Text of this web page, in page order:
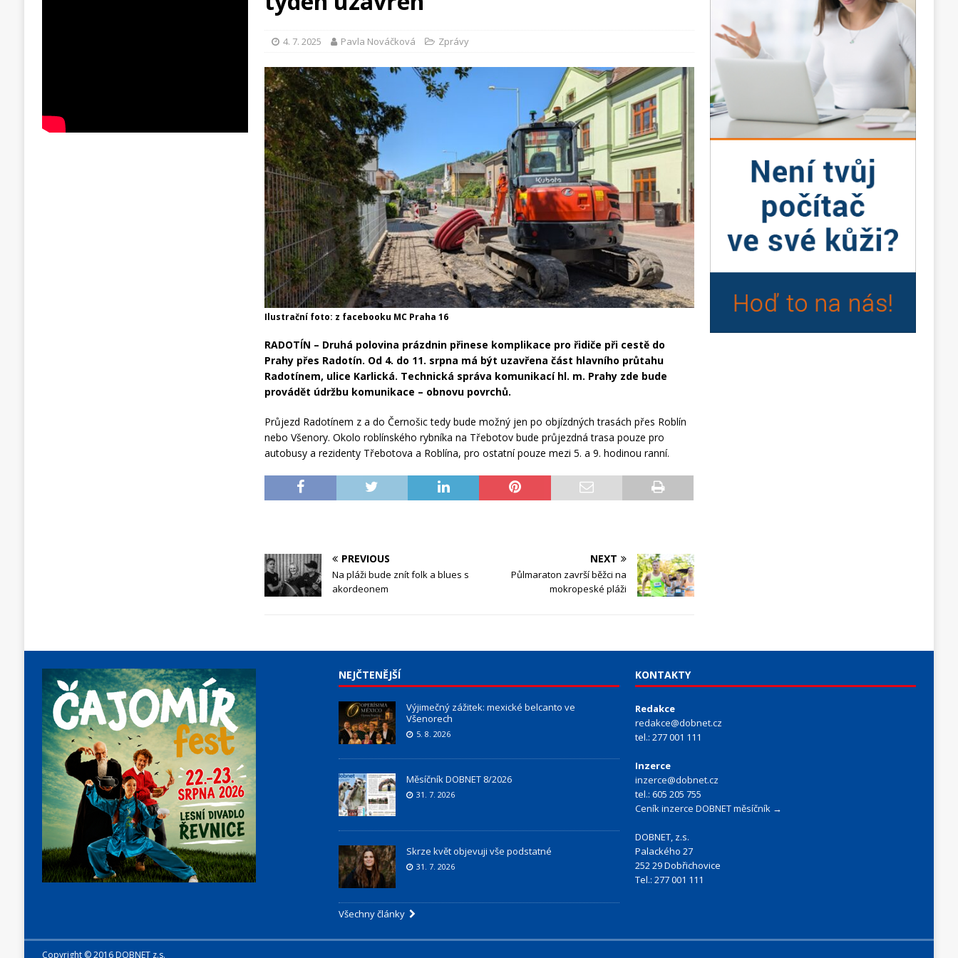
4. 7. 2025 Pavla Nováčková Zprávy
Ilustrační foto: z facebooku MC Praha 16
RADOTÍN – Druhá polovina prázdnin přinese komplikace pro řidiče při cestě do
Prahy přes Radotín. Od 4. do 11. srpna má být uzavřena část hlavního průtahu
Radotínem, ulice Karlická. Technická správa komunikací hl. m. Prahy zde bude
provádět údržbu komunikace – obnovu povrchů.
Průjezd Radotínem z a do Černošic tedy bude možný jen po objízdných trasách přes Roblín
nebo Všenory. Okolo roblínského rybníka na Třebotov bude průjezdná trasa pouze pro
autobusy a rezidenty Třebotova a Roblína, pro ostatní pouze mezi 5. a 9. hodinou ranní.
PREVIOUS
Na pláži bude znít folk a blues s
akordeonem
NEXT
Půlmaraton završí běžci na
mokropeské pláži
NEJČTENĚJŠÍ
Výjimečný zážitek: mexické belcanto ve
Všenorech
5. 8. 2026
Měsíčník DOBNET 8/2026
31. 7. 2026
Skrze květ objevuji vše podstatné
31. 7. 2026
Všechny články
KONTAKTY
Redakce
redakce@dobnet.cz
tel.: 277 001 111
Inzerce
inzerce@dobnet.cz
tel.: 605 205 755
Ceník inzerce DOBNET měsíčník →
DOBNET, z.s.
Palackého 27
252 29 Dobřichovice
Tel.: 277 001 111
Copyright © 2016 DOBNET z.s.